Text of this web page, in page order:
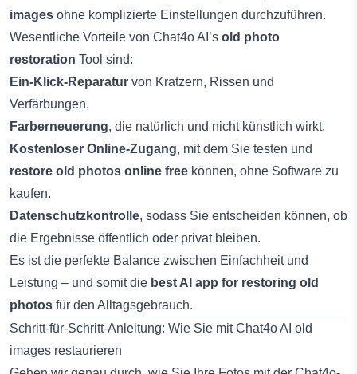
images ohne komplizierte Einstellungen durchzuführen.
Wesentliche Vorteile von Chat4o AI’s old photo
restoration Tool sind:
Ein-Klick-Reparatur von Kratzern, Rissen und
Verfärbungen.
Farberneuerung, die natürlich und nicht künstlich wirkt.
Kostenloser Online-Zugang, mit dem Sie testen und
restore old photos online free können, ohne Software zu
kaufen.
Datenschutzkontrolle, sodass Sie entscheiden können, ob
die Ergebnisse öffentlich oder privat bleiben.
Es ist die perfekte Balance zwischen Einfachheit und
Leistung – und somit die best AI app for restoring old
photos für den Alltagsgebrauch.
Schritt-für-Schritt-Anleitung: Wie Sie mit Chat4o AI old
images restaurieren